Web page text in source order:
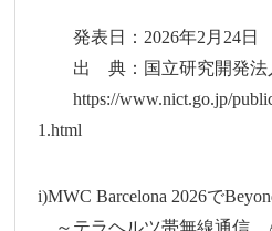
発表日：2026年2月24日
出 典：国立研究開発法
https://www.nict.go.jp/
1.html
i)MWC Barcelona 2026で
～テラヘルツ帯無線通信、